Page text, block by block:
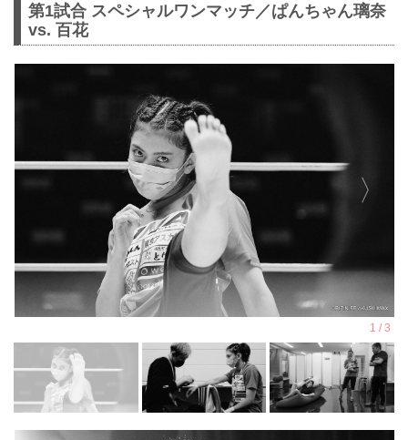
第1試合 スペシャルワンマッチ／ぱんちゃん璃奈
vs. 百花